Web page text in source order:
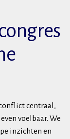
centraal,
voelbaar. We
inzichten en